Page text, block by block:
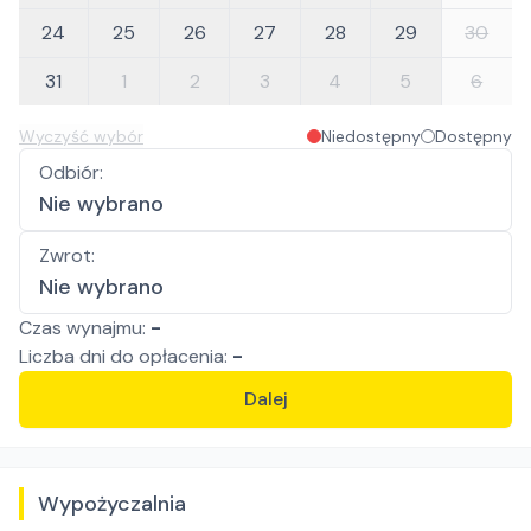
24 25 26 27 28 29
30
31
1 2 3 4 5 6
Wyczyść wybór Niedostępny Dostępny
Odbiór:
Nie wybrano
Zwrot:
Nie wybrano
Czas wynajmu: -
Liczba dni do opłacenia: -
Dalej
Wypożyczalnia